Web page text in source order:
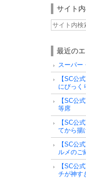
サイト
最近の
スーパー
【SC公
にびっく
【SC公
等席
【SC公
てから揚
【SC公
ルメのご
【SC公
チが神す